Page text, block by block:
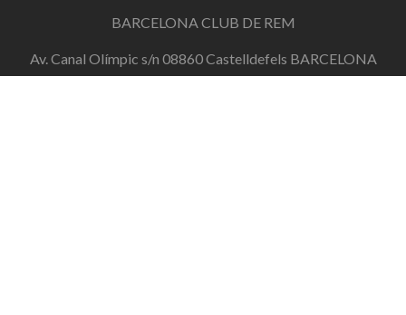
BARCELONA CLUB DE REM
Av. Canal Olímpic s/n 08860 Castelldefels BARCELONA